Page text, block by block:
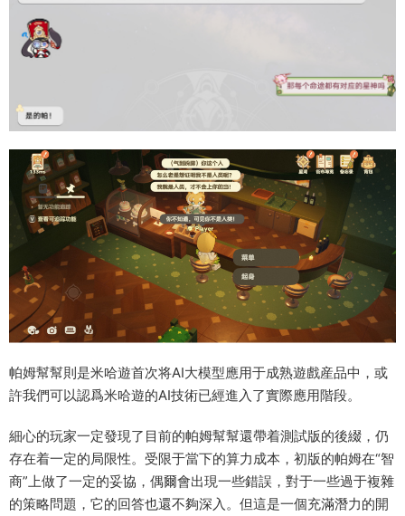
帕姆幫幫則是米哈遊首次将AI大模型應用于成熟遊戲産品中，或
許我們可以認爲米哈遊的AI技術已經進入了實際應用階段。
細心的玩家一定發現了目前的帕姆幫幫還帶着測試版的後綴，仍
存在着一定的局限性。受限于當下的算力成本，初版的帕姆在“智
商”上做了一定的妥協，偶爾會出現一些錯誤，對于一些過于複雜
的策略問題，它的回答也還不夠深入。但這是一個充滿潛力的開